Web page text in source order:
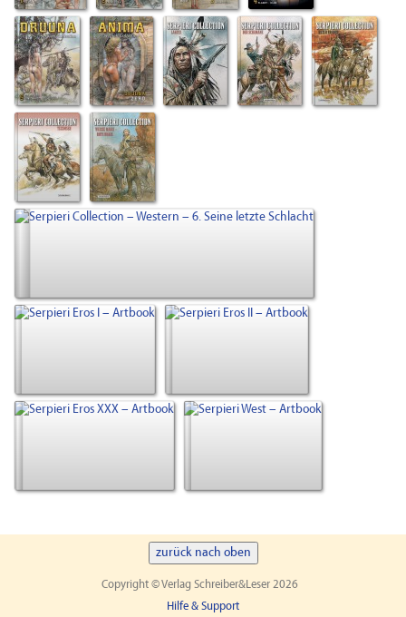
zurück nach oben
Copyright © Verlag Schreiber&Leser 2026
Hilfe & Support